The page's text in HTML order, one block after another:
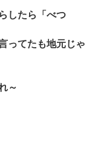
したら「べつ
ってたも地元じゃ
～